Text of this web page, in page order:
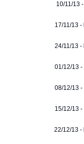
10/11/13 -
17/11/13 -
24/11/13 -
01/12/13 -
08/12/13 -
15/12/13 -
22/12/13 -